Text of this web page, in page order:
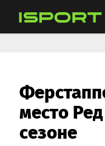
место
сезоне